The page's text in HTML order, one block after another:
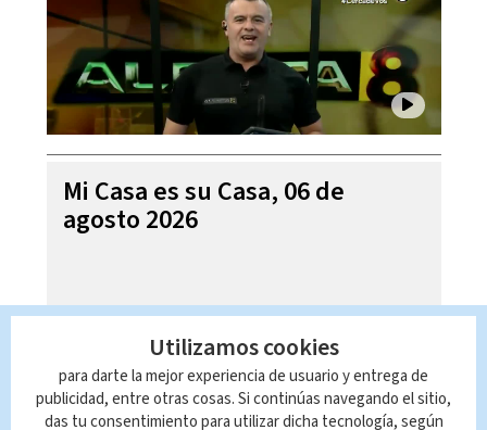
Mi Casa es su Casa, 06 de
agosto 2026
Utilizamos cookies
para darte la mejor experiencia de usuario y entrega de
publicidad, entre otras cosas. Si continúas navegando el sitio,
das tu consentimiento para utilizar dicha tecnología, según